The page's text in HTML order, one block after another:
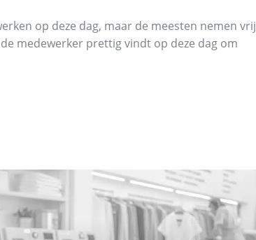
op deze dag, maar de meesten nemen vrij
medewerker prettig vindt op deze dag om